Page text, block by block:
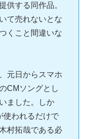
供する同作品。
て売れないとな
くこと間違いな
元日からスマホ
CMソングとし
ました。しか
使われるだけで
村拓哉である必